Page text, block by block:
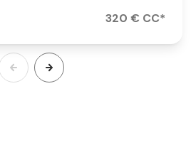
320 € CC*